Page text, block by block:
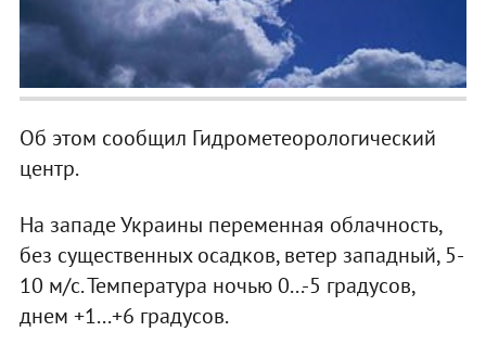
Об этом сообщил Гидрометеорологический
центр.
На западе Украины переменная облачность,
без существенных осадков, ветер западный, 5-
10 м/с. Температура ночью 0...-5 градусов,
днем +1...+6 градусов.